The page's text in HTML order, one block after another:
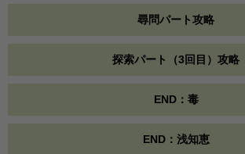
尋問パート攻略
探索パート（3回目）攻略
END：毒
END：浅知恵